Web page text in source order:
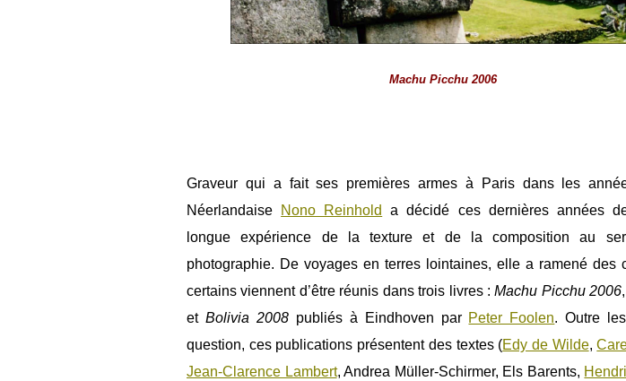
Machu Picchu 2006
Graveur qui a fait ses premières armes à Paris dans les
Néerlandaise
Nono Reinhold
a décidé ces dernières années
longue expérience de la texture et de la composition au
photographie. De voyages en terres lointaines, elle a ramené des
certains viennent d’être réunis dans trois livres : Machu Picchu 2006,
et Bolivia 2008 publiés à Eindhoven par Peter Foolen. Outre
question, ces publications présentent des textes (Edy de Wilde,
Jean-Clarence Lambert, Andrea Müller-Schirmer, Els Barents,